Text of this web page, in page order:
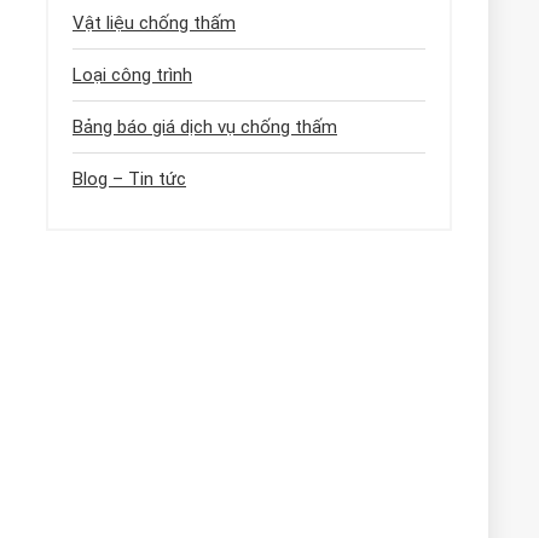
Vật liệu chống thấm
Loại công trình
Bảng báo giá dịch vụ chống thấm
Blog – Tin tức